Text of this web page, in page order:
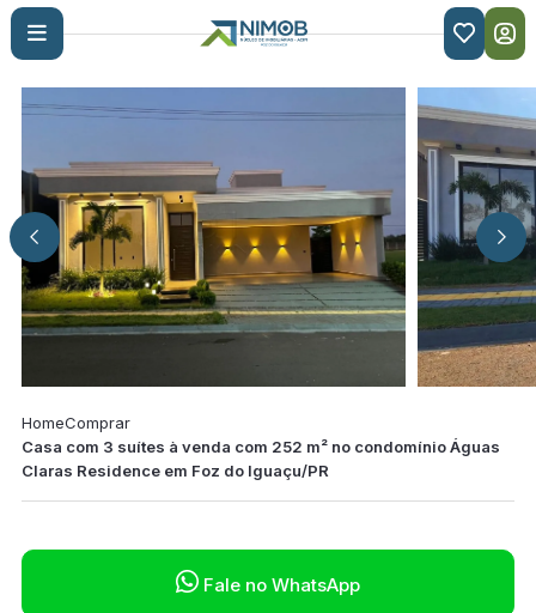

HomeComprar
Casa com 3 suítes à venda com 252 m² no condomínio Águas
Claras Residence em Foz do Iguaçu/PR
 Fale no WhatsApp